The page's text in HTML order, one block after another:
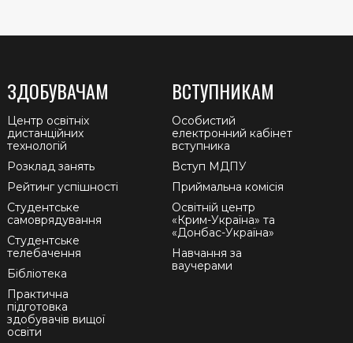
ЗДОБУВАЧАМ
Центр освітніх
дистанційних
технологій
Розклад занять
Рейтинг успішності
Студентське
самоврядування
Студентське
телебачення
Бібліотека
Практична
підготовка
здобувачів вищої
освіти
ВСТУПНИКАМ
Особистий
електронний кабінет
вступника
Вступ МДПУ
Приймальна комісія
Освітній центр
«Крим-Україна» та
«Донбас-Україна»
Навчання за
ваучерами